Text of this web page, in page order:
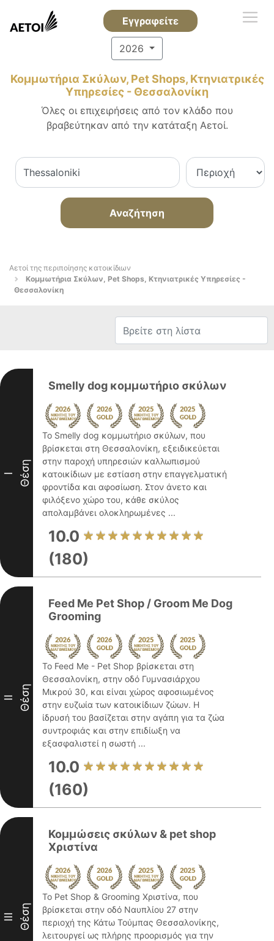
Εγγραφείτε
2026
Κομμωτήρια Σκύλων, Pet Shops, Κτηνιατρικές
Υπηρεσίες - Θεσσαλονίκη
Όλες οι επιχειρήσεις από τον κλάδο που
βραβεύτηκαν από την κατάταξη Αετοί.
Αναζήτηση
Αετοί της περιποίησης κατοικίδιων
Κομμωτήρια Σκύλων, Pet Shops, Κτηνιατρικές Υπηρεσίες -
Θεσσαλονίκη
I Θέση
Smelly dog κομμωτήριο σκύλων
Το Smelly dog κομμωτήριο σκύλων, που
βρίσκεται στη Θεσσαλονίκη, εξειδικεύεται
στην παροχή υπηρεσιών καλλωπισμού
κατοικίδιων με εστίαση στην επαγγελματική
φροντίδα και αφοσίωση. Στον άνετο και
φιλόξενο χώρο του, κάθε σκύλος
απολαμβάνει ολοκληρωμένες ...
10.0
(180)
II Θέση
Feed Me Pet Shop / Groom Me Dog
Grooming
Το Feed Me - Pet Shop βρίσκεται στη
Θεσσαλονίκη, στην οδό Γυμνασιάρχου
Μικρού 30, και είναι χώρος αφοσιωμένος
στην ευζωία των κατοικίδιων ζώων. Η
ίδρυσή του βασίζεται στην αγάπη για τα ζώα
συντροφιάς και στην επιδίωξη να
εξασφαλιστεί η σωστή ...
10.0
(160)
III Θέση
Κομμώσεις σκύλων & pet shop
Χριστίνα
Το Pet Shop & Grooming Χριστίνα, που
βρίσκεται στην οδό Ναυπλίου 27 στην
περιοχή της Κάτω Τούμπας Θεσσαλονίκης,
λειτουργεί ως πλήρης προορισμός για την